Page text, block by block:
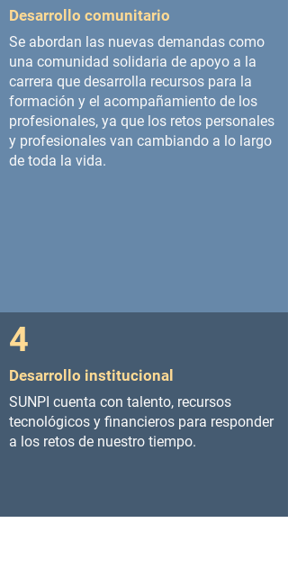
Desarrollo comunitario
Se abordan las nuevas demandas como
una comunidad solidaria de apoyo a la
carrera que desarrolla recursos para la
formación y el acompañamiento de los
profesionales, ya que los retos personales
y profesionales van cambiando a lo largo
de toda la vida.
4
Desarrollo institucional
SUNPI cuenta con talento, recursos
tecnológicos y financieros para responder
a los retos de nuestro tiempo.